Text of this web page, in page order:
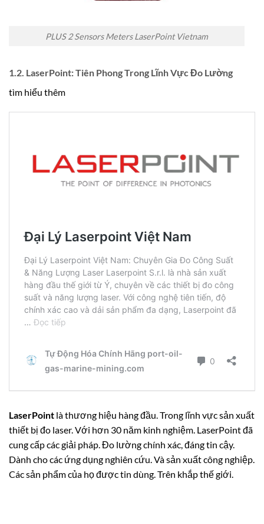
PLUS 2 Sensors Meters LaserPoint Vietnam
1.2. LaserPoint: Tiên Phong Trong Lĩnh Vực Đo Lường
tìm hiểu thêm
LaserPoint là thương hiệu hàng đầu. Trong lĩnh vực sản xuất
thiết bị đo laser. Với hơn 30 năm kinh nghiệm. LaserPoint đã
cung cấp các giải pháp. Đo lường chính xác, đáng tin cậy.
Dành cho các ứng dụng nghiên cứu. Và sản xuất công nghiệp.
Các sản phẩm của họ được tin dùng. Trên khắp thế giới.